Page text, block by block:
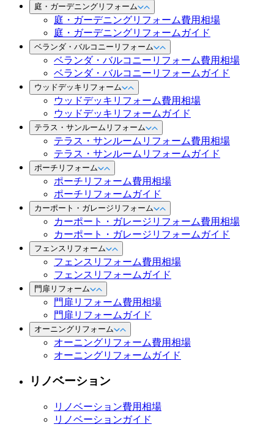
庭・ガーデニングリフォーム
庭・ガーデニングリフォーム費用相場
庭・ガーデニングリフォームガイド
ベランダ・バルコニーリフォーム
ベランダ・バルコニーリフォーム費用相場
ベランダ・バルコニーリフォームガイド
ウッドデッキリフォーム
ウッドデッキリフォーム費用相場
ウッドデッキリフォームガイド
テラス・サンルームリフォーム
テラス・サンルームリフォーム費用相場
テラス・サンルームリフォームガイド
ポーチリフォーム
ポーチリフォーム費用相場
ポーチリフォームガイド
カーポート・ガレージリフォーム
カーポート・ガレージリフォーム費用相場
カーポート・ガレージリフォームガイド
フェンスリフォーム
フェンスリフォーム費用相場
フェンスリフォームガイド
門扉リフォーム
門扉リフォーム費用相場
門扉リフォームガイド
オーニングリフォーム
オーニングリフォーム費用相場
オーニングリフォームガイド
リノベーション
リノベーション費用相場
リノベーションガイド